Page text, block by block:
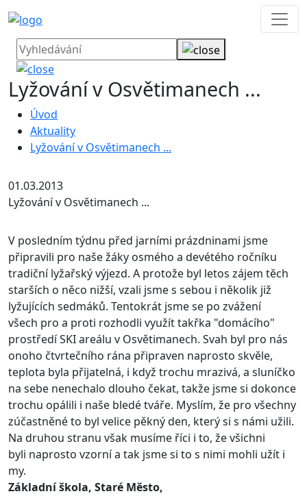
Lyžování v Osvětimanech ...
Úvod
Aktuality
Lyžování v Osvětimanech ...
01.03.2013
Lyžování v Osvětimanech ...
V posledním týdnu před jarními prázdninami jsme
připravili pro naše žáky osmého a devétého ročníku
tradiční lyžařský výjezd. A protože byl letos zájem těch
starších o něco nižší, vzali jsme s sebou i několik již
lyžujících sedmáků. Tentokrát jsme se po zvážení
všech pro a proti rozhodli využít takřka "domácího"
prostředí SKI areálu v Osvětimanech. Svah byl pro nás
onoho čtvrtečního rána připraven naprosto skvěle,
teplota byla přijatelná, i když trochu mrazivá, a sluníčko
na sebe nenechalo dlouho čekat, takže jsme si dokonce
trochu opálili i naše bledé tváře. Myslím, že pro všechny
zúčastněné to byl velice pěkný den, který si s námi užili.
Na druhou stranu však musíme říci i to, že všichni
byli naprosto vzorní a tak jsme si to s nimi mohli užít i
my.
Základní škola, Staré Město,